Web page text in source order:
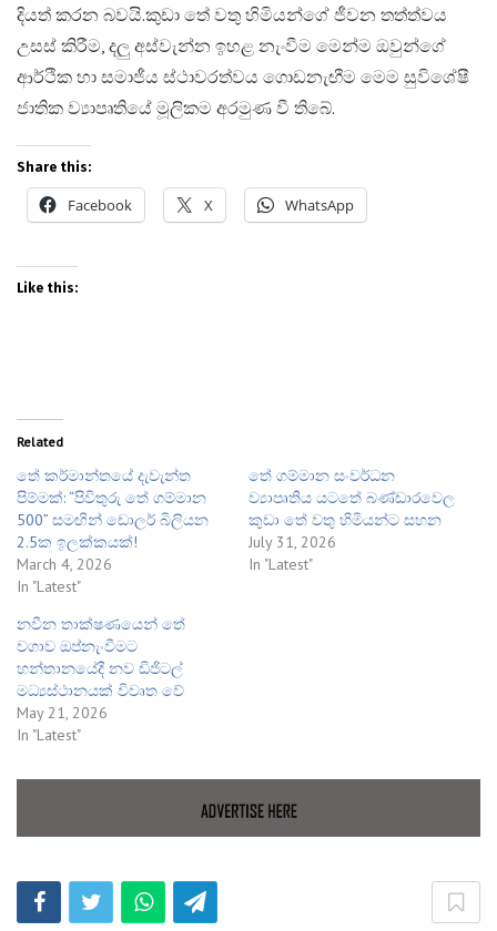
දියත් කරන බවයි.​කුඩා තේ වතු හිමියන්ගේ ජීවන තත්ත්වය
උසස් කිරීම, දලු අස්වැන්න ඉහළ නැංවීම මෙන්ම ඔවුන්ගේ
ආර්ථික හා සමාජීය ස්ථාවරත්වය ගොඩනැඟීම මෙම සුවිශේෂී
ජාතික ව්‍යාපෘතියේ මූලිකම අරමුණ වී තිබේ.
Share this:
Facebook X WhatsApp
Like this:
Related
​තේ කර්මාන්තයේ දැවැන්ත
පිම්මක්: “පිවිතුරු තේ ගම්මාන
500” සමඟින් ඩොලර් බිලියන
2.5ක ඉලක්කයක්!
March 4, 2026
In "Latest"
තේ ගම්මාන සංවර්ධන
ව්‍යාපෘතිය යටතේ බණ්ඩාරවෙල
කුඩා තේ වතු හිමියන්ට සහන
July 31, 2026
In "Latest"
නවීන තාක්ෂණයෙන් තේ
වගාව ඔප්නැංවීමට
හන්තානයේදී නව ඩිජිටල්
මධ්‍යස්ථානයක් විවෘත වේ
May 21, 2026
In "Latest"